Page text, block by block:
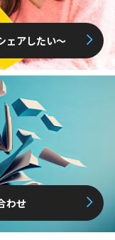
ェアしたい〜
わせ